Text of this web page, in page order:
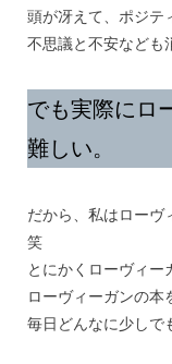
頭が冴えて、ポジテ
不思議と不安なども
でも実際にロ
難しい。
だから、私はローヴ
笑
とにかくローヴィー
ローヴィーガンの本
毎日どんなに少しで